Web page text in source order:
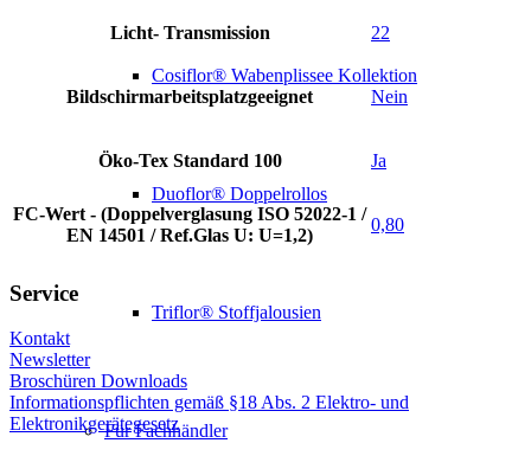
Cosiflor® Wabenplissee Kollektion
Duoflor® Doppelrollos
Triflor® Stoffjalousien
Für Fachhändler
Licht- Transmission 22
Bildschirmarbeitsplatzgeeignet Nein
Öko-Tex Standard 100 Ja
FC-Wert - (Doppelverglasung ISO 52022-1 /
EN 14501 / Ref.Glas U: U=1,2)
0,80
Service
Kontakt
Newsletter
Broschüren Downloads
Informationspflichten gemäß §18 Abs. 2 Elektro- und
Elektronikgerätegesetz